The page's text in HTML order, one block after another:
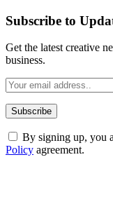
Subscribe to
Get the latest creative
business.
By signing up, you
Policy agreement.